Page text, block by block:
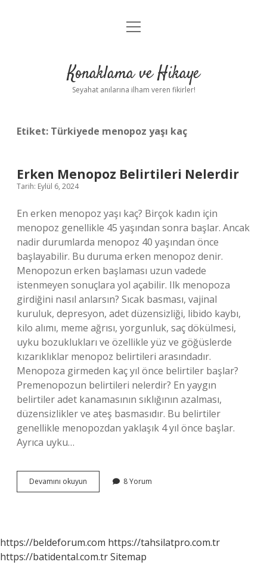
Anasayfa
Yasal Uyarı
menüyü
Konaklama ve Hikaye
Seyahat anılarına ilham veren fikirler!
Etiket: Türkiyede menopoz yaşı kaç
Erken Menopoz Belirtileri Nelerdir
Tarih: Eylül 6, 2024
En erken menopoz yaşı kaç? Birçok kadın için
menopoz genellikle 45 yaşından sonra başlar. Ancak
nadir durumlarda menopoz 40 yaşından önce
başlayabilir. Bu duruma erken menopoz denir.
Menopozun erken başlaması uzun vadede
istenmeyen sonuçlara yol açabilir. Ilk menopoza
girdiğini nasıl anlarsın? Sıcak basması, vajinal
kuruluk, depresyon, adet düzensizliği, libido kaybı,
kilo alımı, meme ağrısı, yorgunluk, saç dökülmesi,
uyku bozuklukları ve özellikle yüz ve göğüslerde
kızarıklıklar menopoz belirtileri arasındadır.
Menopoza girmeden kaç yıl önce belirtiler başlar?
Premenopozun belirtileri nelerdir? En yaygın
belirtiler adet kanamasının sıklığının azalması,
düzensizlikler ve ateş basmasıdır. Bu belirtiler
genellikle menopozdan yaklaşık 4 yıl önce başlar.
Ayrıca uyku…
Devamını okuyun
Menopoz
8 Yorum
https://beldeforum.com https://tahsilatpro.com.tr
https://batidental.com.trSitemap